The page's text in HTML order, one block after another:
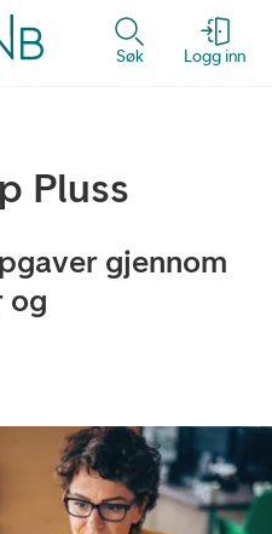
Søk Logg inn
Pluss
gjennom
og